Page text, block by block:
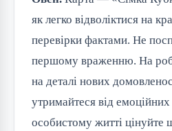
як легко відволіктися на
перевірки фактами. Не
першому враженню. На
на деталі нових
утримайтеся від
особистому житті цінуйте